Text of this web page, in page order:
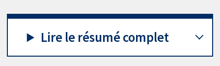
Lire le résumé complet